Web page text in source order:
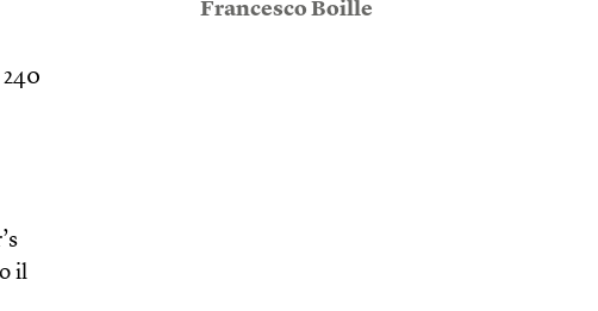
il
Francesco Boille